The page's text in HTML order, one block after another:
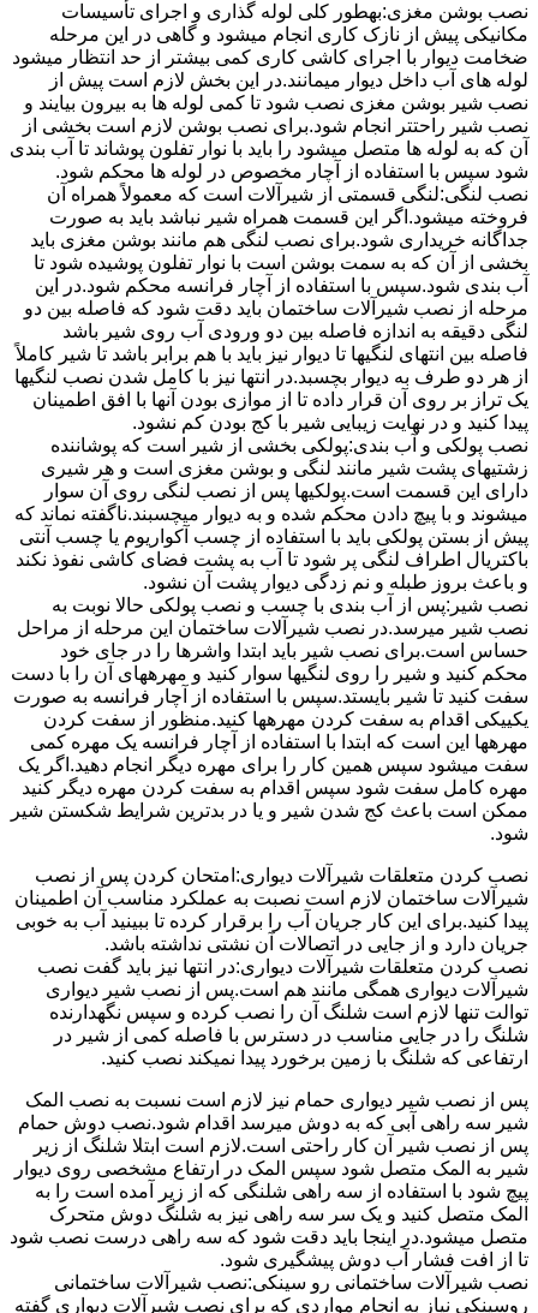
نصب بوشن مغزی:بهطور کلی لوله گذاری و اجرای تأسیسات
مکانیکی پیش از نازک کاری انجام میشود و گاهی در این مرحله
ضخامت دیوار با اجرای کاشی کاری کمی بیشتر از حد انتظار میشود
لوله های آب داخل دیوار میمانند.در این بخش لازم است پیش از
نصب شیر بوشن مغزی نصب شود تا کمی لوله ها به بیرون بیایند و
نصب شیر راحتتر انجام شود.برای نصب بوشن لازم است بخشی از
آن که به لوله ها متصل میشود را باید با نوار تفلون پوشاند تا آب بندی
شود سپس با استفاده از آچار مخصوص در لوله ها محکم شود.
نصب لنگی:لنگی قسمتی از شیرآلات است که معمولاً همراه آن
فروخته میشود.اگر این قسمت همراه شیر نباشد باید به صورت
جداگانه خریداری شود.برای نصب لنگی هم مانند بوشن مغزی باید
بخشی از آن که به سمت بوشن است با نوار تفلون پوشیده شود تا
آب بندی شود.سپس با استفاده از آچار فرانسه محکم شود.در این
مرحله از نصب شیرآلات ساختمان باید دقت شود که فاصله بین دو
لنگی دقیقه به اندازه فاصله بین دو ورودی آب روی شیر باشد
فاصله بین انتهای لنگیها تا دیوار نیز باید با هم برابر باشد تا شیر کاملاً
از هر دو طرف به دیوار بچسبد.در انتها نیز با کامل شدن نصب لنگیها
یک تراز بر روی آن قرار داده تا از موازی بودن آنها با افق اطمینان
پیدا کنید و در نهایت زیبایی شیر با کج بودن کم نشود.
نصب پولکی و آب بندی:پولکی بخشی از شیر است که پوشاننده
زشتیهای پشت شیر مانند لنگی و بوشن مغزی است و هر شیری
دارای این قسمت است.پولکیها پس از نصب لنگی روی آن سوار
میشوند و با پیچ دادن محکم شده و به دیوار میچسبند.ناگفته نماند که
پیش از بستن پولکی باید با استفاده از چسب آکواریوم یا چسب آنتی
باکتریال اطراف لنگی پر شود تا آب به پشت فضای کاشی نفوذ نکند
و باعث بروز طبله و نم زدگی دیوار پشت آن نشود.
نصب شیر:پس از آب بندی با چسب و نصب پولکی حالا نوبت به
نصب شیر میرسد.در نصب شیرآلات ساختمان این مرحله از مراحل
حساس است.برای نصب شیر باید ابتدا واشرها را در جای خود
محکم کنید و شیر را روی لنگیها سوار کنید و مهرههای آن را با دست
سفت کنید تا شیر بایستد.سپس با استفاده از آچار فرانسه به صورت
یکییکی اقدام به سفت کردن مهرهها کنید.منظور از سفت کردن
مهرهها این است که ابتدا با استفاده از آچار فرانسه یک مهره کمی
سفت میشود سپس همین کار را برای مهره دیگر انجام دهید.اگر یک
مهره کامل سفت شود سپس اقدام به سفت کردن مهره دیگر کنید
ممکن است باعث کج شدن شیر و یا در بدترین شرایط شکستن شیر
شود.
نصب کردن متعلقات شیرآلات دیواری:امتحان کردن پس از نصب
شیرآلات ساختمان لازم است نصبت به عملکرد مناسب آن اطمینان
پیدا کنید.برای این کار جریان آب را برقرار کرده تا ببینید آب به خوبی
جریان دارد و از جایی در اتصالات آن نشتی نداشته باشد.
نصب کردن متعلقات شیرآلات دیواری:در انتها نیز باید گفت نصب
شیرآلات دیواری همگی مانند هم است.پس از نصب شیر دیواری
توالت تنها لازم است شلنگ آن را نصب کرده و سپس نگهدارنده
شلنگ را در جایی مناسب در دسترس با فاصله کمی از شیر در
ارتفاعی که شلنگ با زمین برخورد پیدا نمیکند نصب کنید.
پس از نصب شیر دیواری حمام نیز لازم است نسبت به نصب المک
شیر سه راهی آبی که به دوش میرسد اقدام شود.نصب دوش حمام
پس از نصب شیر آن کار راحتی است.لازم است ابتلا شلنگ از زیر
شیر به المک متصل شود سپس المک در ارتفاع مشخصی روی دیوار
پیچ شود با استفاده از سه راهی شلنگی که از زیر آمده است را به
المک متصل کنید و یک سر سه راهی نیز به شلنگ دوش متحرک
متصل میشود.در اینجا باید دقت شود که سه راهی درست نصب شود
تا از افت فشار آب دوش پیشگیری شود.
نصب شیرآلات ساختمانی رو سینکی:نصب شیرآلات ساختمانی
روسینکی نیاز به انجام مواردی که برای نصب شیرآلات دیواری گفته